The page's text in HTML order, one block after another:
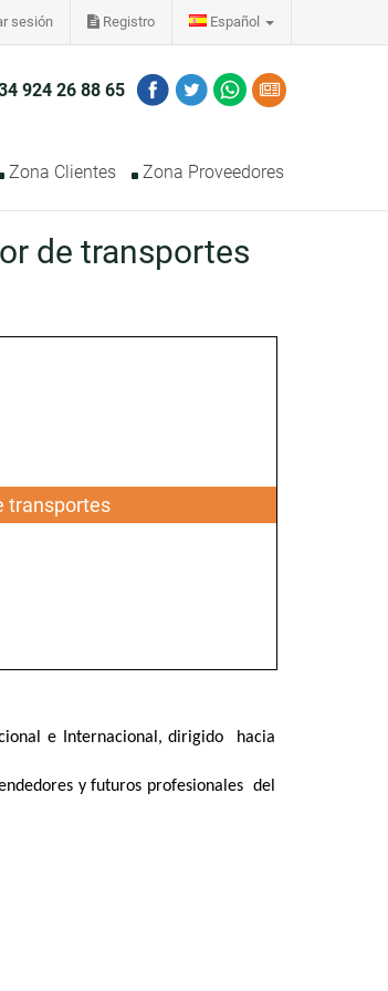
sesión Registro Español
924 26 88 65
Zona Clientes Zona Proveedores
de transportes
transportes
e Internacional, dirigido hacia
y futuros profesionales del